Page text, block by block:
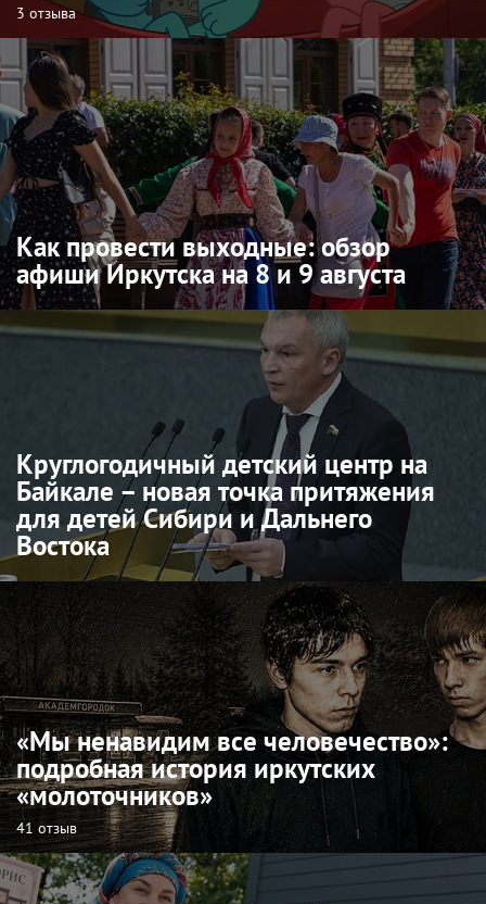
3 отзыва
Как провести выходные: обзор
афиши Иркутска на 8 и 9 августа
Круглогодичный детский центр на
Байкале – новая точка притяжения
для детей Сибири и Дальнего
Востока
«Мы ненавидим все человечество»:
подробная история иркутских
«молоточников»
41 отзыв